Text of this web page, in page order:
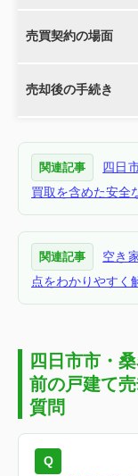
売買契約の場面
売却後の手続き
関連記事
四日
買取を含めた安全
関連記事
空き
点をわかりやすく
四日市市・
前の戸建て
質問
Q